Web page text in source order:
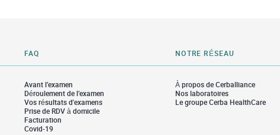
FAQ
Avant l’examen
Déroulement de l’examen
Vos résultats d'examens
Prise de RDV à domicile
Facturation
Covid-19
NOTRE RÉSEAU
À propos de Cerballiance
Nos laboratoires
Le groupe Cerba HealthCare